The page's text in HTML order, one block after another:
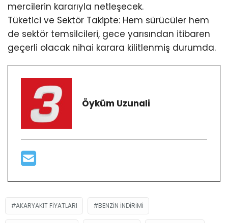
mercilerin kararıyla netleşecek.
Tüketici ve Sektör Takipte: Hem sürücüler hem
de sektör temsilcileri, gece yarısından itibaren
geçerli olacak nihai karara kilitlenmiş durumda.
Öyküm Uzunali
AKARYAKIT FIYATLARI BENZIN INDIRIMI